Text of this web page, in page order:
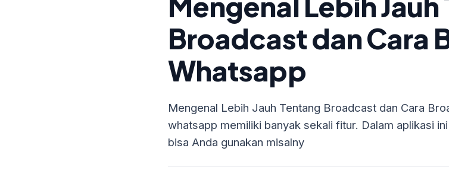
Broadcast dan Cara
Whatsapp
Mengenal Lebih Jauh Tentang Broadcast dan Cara
whatsapp memiliki banyak sekali fitur. Dalam aplikasi
bisa Anda gunakan misalny